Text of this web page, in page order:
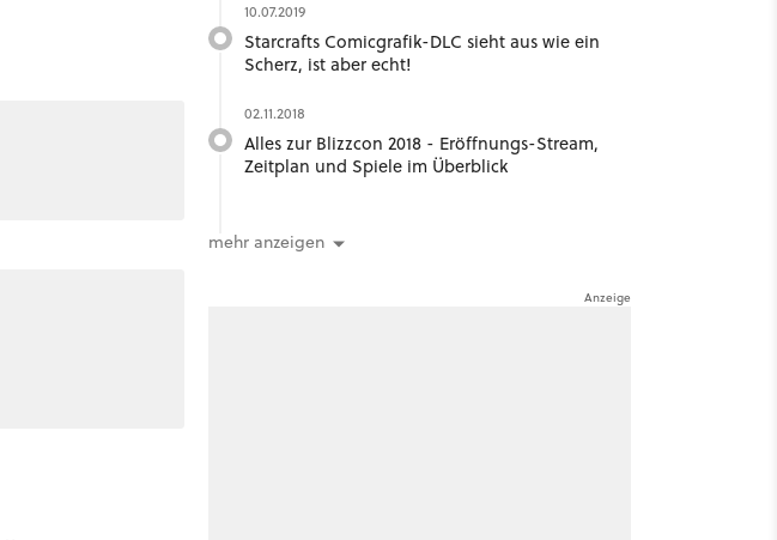
10.07.2019
Starcrafts Comicgrafik-DLC sieht aus wie ein
Scherz, ist aber echt!
02.11.2018
Alles zur Blizzcon 2018 - Eröffnungs-Stream,
Zeitplan und Spiele im Überblick
mehr anzeigen